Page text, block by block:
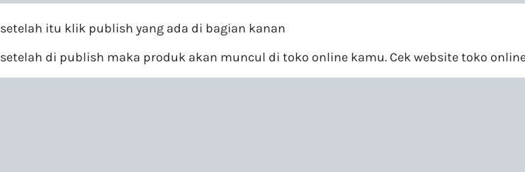
setelah itu klik publish yang ada di bagian kanan
setelah di publish maka produk akan muncul di toko online kamu. Cek website toko